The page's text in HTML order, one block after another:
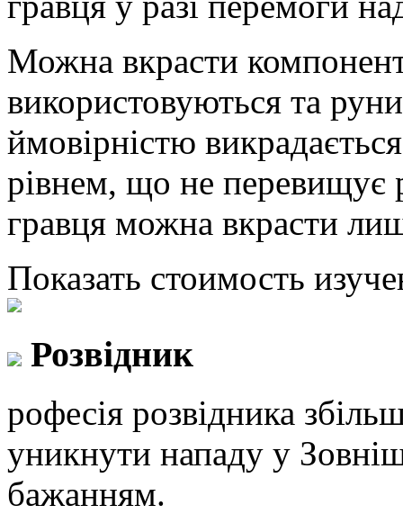
Можна вкрасти
використовуються та
ймовірністю
рівнем, що не перевищує
гравця можна вкрасти
Показать стоимость
Розвідник
рофесія розвідника
уникнути нападу у
бажанням.